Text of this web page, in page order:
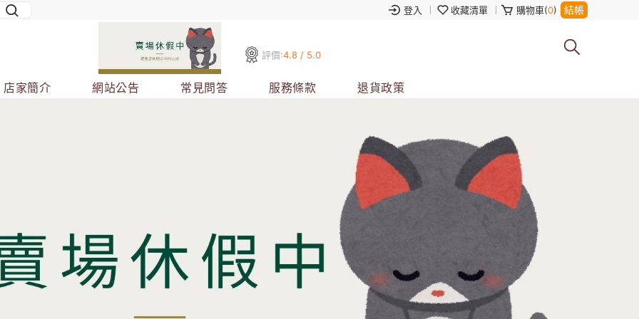
登入 收藏清單 購物車(0) 結帳
評價:4.8 / 5.0
店家簡介 網站公告 常見問答 服務條款 退貨政策